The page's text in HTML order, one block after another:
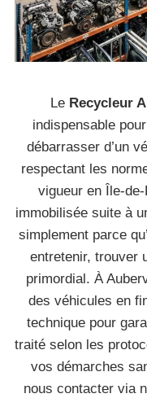
Le Recycleur
indispensable
débarrasser d’un
respectant les
vigueur en Île-
immobilisée suite à
simplement parce
entretenir, trouver
primordial. À
des véhicules en
technique pour
traité selon les
vos démarches
nous contacter via